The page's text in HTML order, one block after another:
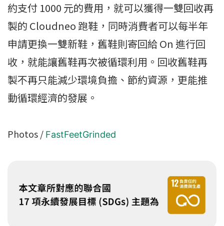
約支付 1000 元的費用，就可以獲得一雙回收再
製的 Cloudneo 跑鞋，同時消費者可以每半年
申請更換一雙新鞋，舊鞋則寄回給 On 進行回
收，就能讓舊鞋再次被循環利用。回收舊鞋再
製不再只能減少環境負擔、節約資源，更能推
動循環經濟的發展。
Photos / FastFeetGrinded